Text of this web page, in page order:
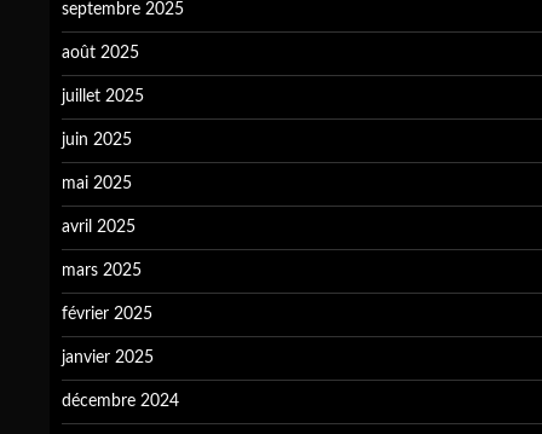
septembre 2025
août 2025
juillet 2025
juin 2025
mai 2025
avril 2025
mars 2025
février 2025
janvier 2025
décembre 2024